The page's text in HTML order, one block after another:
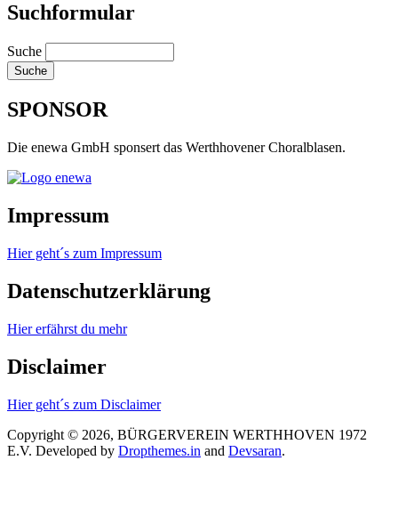
Suchformular
Suche
SPONSOR
Die enewa GmbH sponsert das Werthhovener Choralblasen.
Impressum
Hier geht´s zum Impressum
Datenschutzerklärung
Hier erfährst du mehr
Disclaimer
Hier geht´s zum Disclaimer
Copyright © 2026, BÜRGERVEREIN WERTHHOVEN 1972
E.V. Developed by Dropthemes.in and Devsaran.